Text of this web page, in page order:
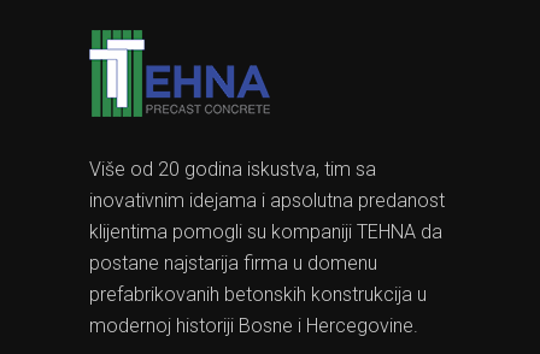
Više od 20 godina iskustva, tim sa
inovativnim idejama i apsolutna predanost
klijentima pomogli su kompaniji TEHNA da
postane najstarija firma u domenu
prefabrikovanih betonskih konstrukcija u
modernoj historiji Bosne i Hercegovine.